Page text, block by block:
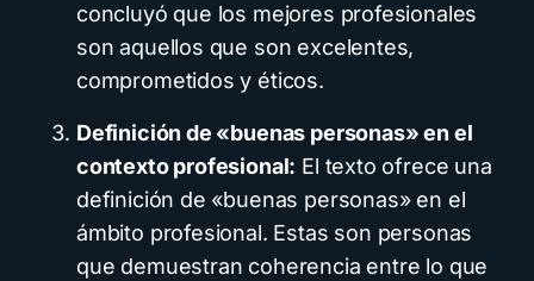
concluyó que los mejores profesionales
son aquellos que son excelentes,
comprometidos y éticos.
Definición de «buenas personas» en el
contexto profesional: El texto ofrece una
definición de «buenas personas» en el
ámbito profesional. Estas son personas
que demuestran coherencia entre lo que